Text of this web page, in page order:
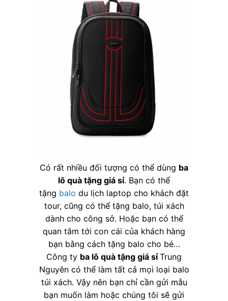
Có rất nhiều đối tượng có thể dùng ba
lô quà tặng giá sỉ. Bạn có thể
tặng balo du lịch laptop cho khách đặt
tour, cũng có thể tặng balo, túi xách
dành cho công sở. Hoặc bạn có thể
quan tâm tới con cái của khách hàng
bạn bằng cách tặng balo cho bé…
Công ty ba lô quà tặng giá sỉ Trung
Nguyên có thể làm tất cả mọi loại balo
túi xách. Vậy nên bạn chỉ cần gửi mẫu
bạn muốn làm hoặc chúng tôi sẽ gửi